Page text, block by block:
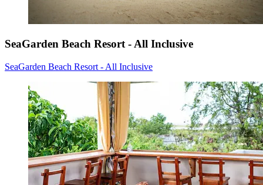
SeaGarden Beach Resort - All Inclusive
SeaGarden Beach Resort - All Inclusive